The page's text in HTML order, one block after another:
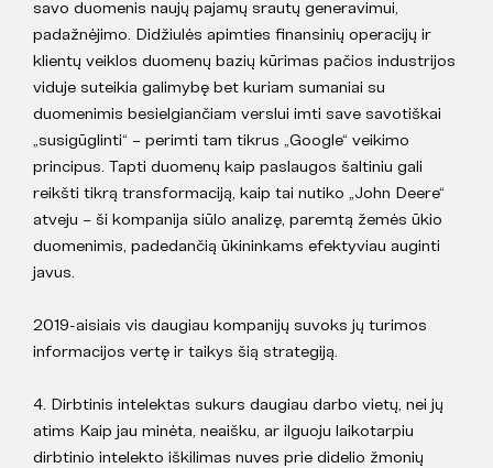
savo duomenis naujų pajamų srautų generavimui,
padažnėjimo. Didžiulės apimties finansinių operacijų ir
klientų veiklos duomenų bazių kūrimas pačios industrijos
viduje suteikia galimybę bet kuriam sumaniai su
duomenimis besielgiančiam verslui imti save savotiškai
„susigūglinti“ – perimti tam tikrus „Google“ veikimo
principus. Tapti duomenų kaip paslaugos šaltiniu gali
reikšti tikrą transformaciją, kaip tai nutiko „John Deere“
atveju – ši kompanija siūlo analizę, paremtą žemės ūkio
duomenimis, padedančią ūkininkams efektyviau auginti
javus.
2019-aisiais vis daugiau kompanijų suvoks jų turimos
informacijos vertę ir taikys šią strategiją.
4. Dirbtinis intelektas sukurs daugiau darbo vietų, nei jų
atims Kaip jau minėta, neaišku, ar ilguoju laikotarpiu
dirbtinio intelekto iškilimas nuves prie didelio žmonių